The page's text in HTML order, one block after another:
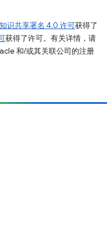
知识共享署名 4.0 许可获得了
获得了许可。有关详情，请
和/或其关联公司的注册